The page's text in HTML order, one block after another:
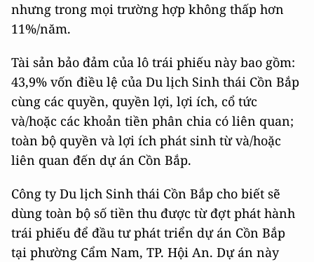
nhưng trong mọi trường hợp không thấp hơn
11%/năm.
Tài sản bảo đảm của lô trái phiếu này bao gồm:
43,9% vốn điều lệ của Du lịch Sinh thái Cồn Bắp
cùng các quyền, quyền lợi, lợi ích, cổ tức
và/hoặc các khoản tiền phân chia có liên quan;
toàn bộ quyền và lợi ích phát sinh từ và/hoặc
liên quan đến dự án Cồn Bắp.
Công ty Du lịch Sinh thái Cồn Bắp cho biết sẽ
dùng toàn bộ số tiền thu được từ đợt phát hành
trái phiếu để đầu tư phát triển dự án Cồn Bắp
tại phường Cẩm Nam, TP. Hội An. Dự án này